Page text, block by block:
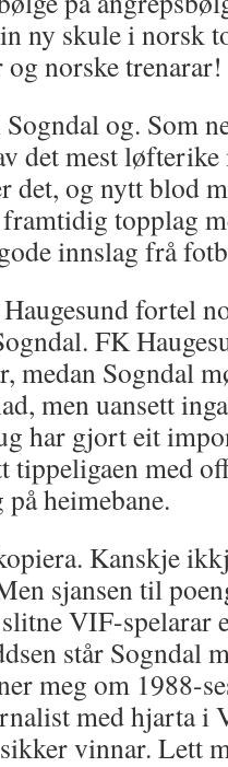
ny skule i norsk
norske trenarar!
og. Som
det mest løfterike
det, og nytt blod
topplag
innslag frå
fortel
FK
medan Sogndal
men uansett
har gjort eit
tippeligaen med
heimebane.
Kanskje
sjansen til
VIF-spelarar
står Sogndal
meg om 1988-
med hjarta i
vinnar. Lett